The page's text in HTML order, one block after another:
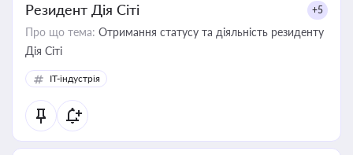
Резидент Дія Сіті +5
Про що тема: Отримання статусу та діяльність резиденту
Дія Сіті
IT-індустрія